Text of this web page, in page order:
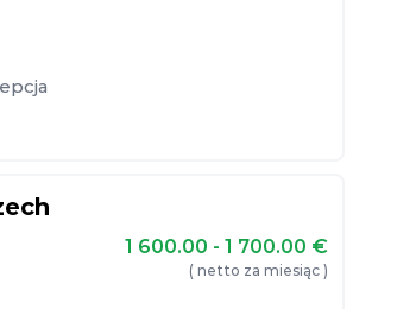
1 600.00 - 1 700.00 €
( netto za miesiąc )